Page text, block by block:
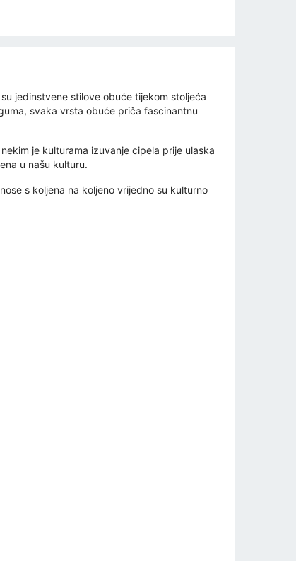
jedinstvene stilove obuće tijekom stoljeća
svaka vrsta obuće priča fascinantnu
je kulturama izuvanje cipela prije ulaska
u našu kulturu.
s koljena na koljeno vrijedno su kulturno